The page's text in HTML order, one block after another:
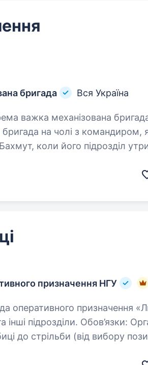
бригада
Вся Україна
на чолі з командиром,
коли його підрозділ
призначення НГУ
Обов’язки: Організація
до стрільби (від вибору